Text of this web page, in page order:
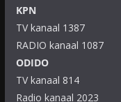
KPN
TV kanaal 1387
RADIO kanaal 1087
ODIDO
TV kanaal 814
Radio kanaal 2023